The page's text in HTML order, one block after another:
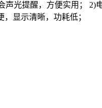
光提醒，方便实用； 2)
显示清晰，功耗低；